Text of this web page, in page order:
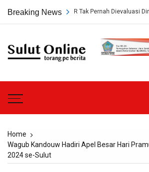
Breaking News
PT HWR Tak Pernah Dievaluasi Dinas ESDM
Sulut
Home
Wagub Kandouw Hadiri Apel Besar Hari
2024 se-Sulut